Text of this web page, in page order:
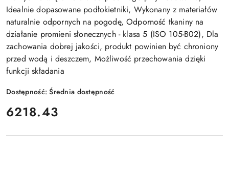
Idealnie dopasowane podłokietniki, Wykonany z materiałów
naturalnie odpornych na pogodę, Odporność tkaniny na
działanie promieni słonecznych - klasa 5 (ISO 105-B02), Dla
zachowania dobrej jakości, produkt powinien być chroniony
przed wodą i deszczem, Możliwość przechowania dzięki
funkcji składania
Dostępność:Średnia dostępność
cena:
6218.43